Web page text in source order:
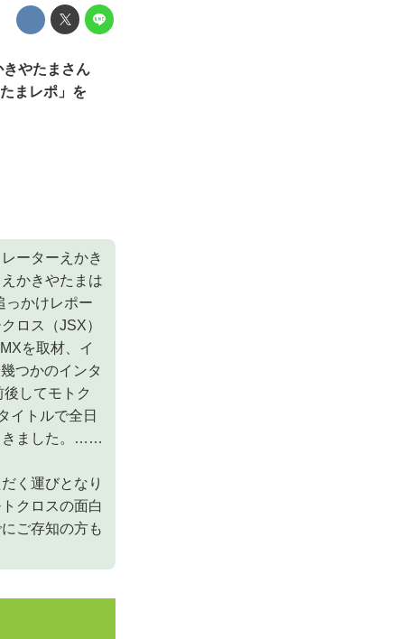
やたまさん
まレポ」を
ーターえかき
かきやたまは
っかけレポー
ロス（JSX）
を取材、イ
つかのインタ
してモトク
イトルで全日
きました。……
く運びとなり
クロスの面白
ご存知の方も